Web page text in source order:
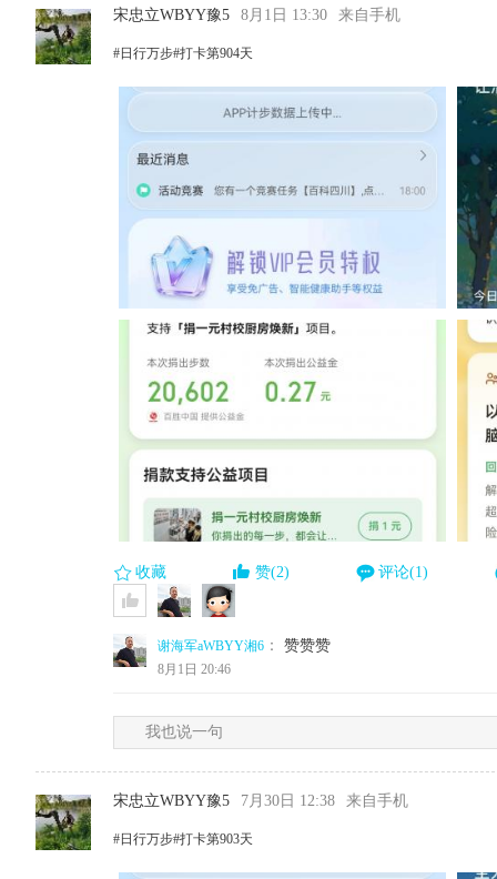
宋忠立WBYY豫5 8月1日 13:30 来自手机
#日行万步#打卡第904天
收藏 赞(2) 评论(1)
谢海军aWBYY湘6 ： 赞赞赞
8月1日 20:46
我也说一句
宋忠立WBYY豫5 7月30日 12:38 来自手机
#日行万步#打卡第903天